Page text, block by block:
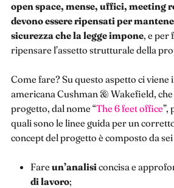
open space, mense, uffici, meeting
devono essere ripensati per
sicurezza che la legge impone, e per
ripensare l’assetto strutturale della
Come fare? Su questo aspetto ci viene
americana Cushman & Wakefield,
progetto, dal nome “The 6 feet office”,
quali sono le linee guida per un
concept del progetto è composto da
Fare un’analisi concisa e
di lavoro;